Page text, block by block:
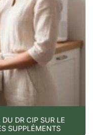
DR CIP SUR LE
SUPPLÉMENTS